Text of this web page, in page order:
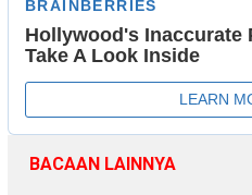
BACAAN LAINNYA